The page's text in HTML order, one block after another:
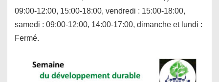
09:00-12:00, 15:00-18:00, vendredi : 15:00-18:00,
samedi : 09:00-12:00, 14:00-17:00, dimanche et lundi :
Fermé.